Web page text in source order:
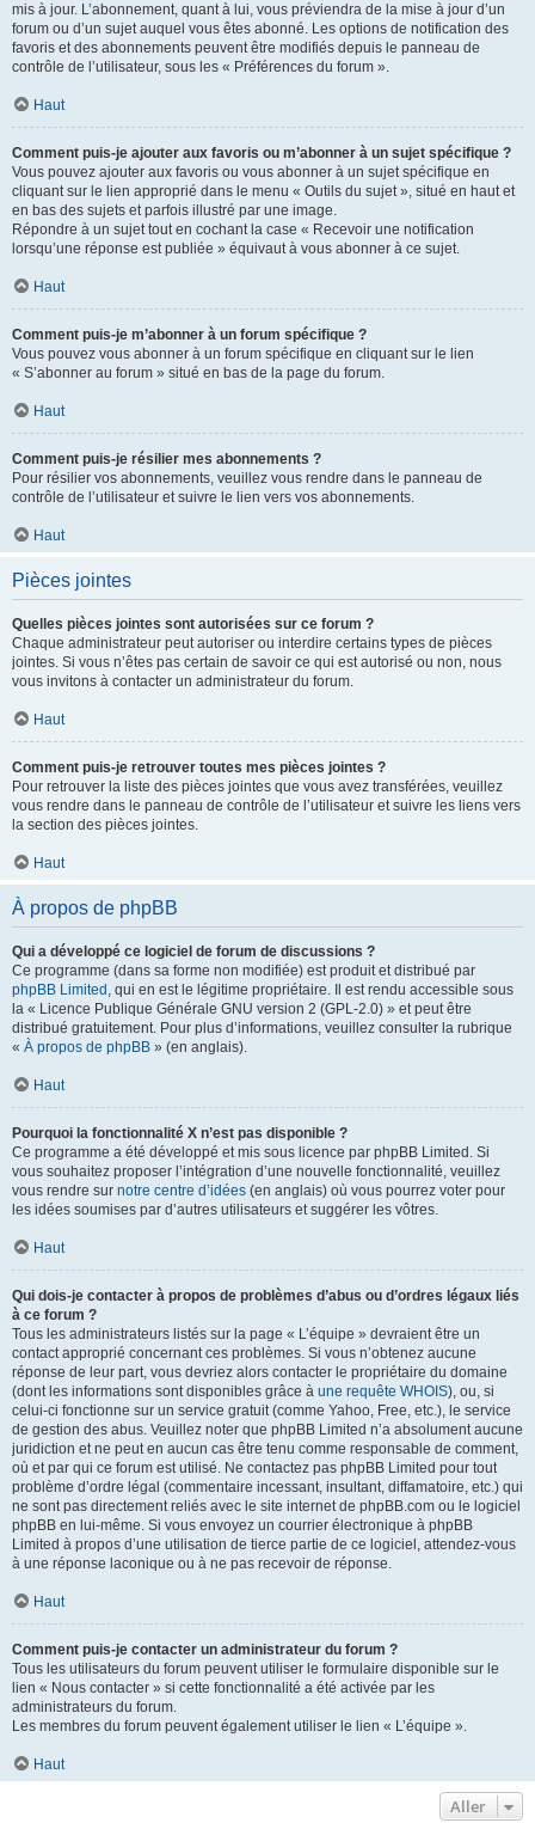
mis à jour. L’abonnement, quant à lui, vous préviendra de la mise à jour d’un
forum ou d’un sujet auquel vous êtes abonné. Les options de notification des
favoris et des abonnements peuvent être modifiés depuis le panneau de
contrôle de l’utilisateur, sous les « Préférences du forum ».
Haut
Comment puis-je ajouter aux favoris ou m’abonner à un sujet spécifique ?
Vous pouvez ajouter aux favoris ou vous abonner à un sujet spécifique en
cliquant sur le lien approprié dans le menu « Outils du sujet », situé en haut et
en bas des sujets et parfois illustré par une image.
Répondre à un sujet tout en cochant la case « Recevoir une notification
lorsqu’une réponse est publiée » équivaut à vous abonner à ce sujet.
Haut
Comment puis-je m’abonner à un forum spécifique ?
Vous pouvez vous abonner à un forum spécifique en cliquant sur le lien
« S’abonner au forum » situé en bas de la page du forum.
Haut
Comment puis-je résilier mes abonnements ?
Pour résilier vos abonnements, veuillez vous rendre dans le panneau de
contrôle de l’utilisateur et suivre le lien vers vos abonnements.
Haut
Pièces jointes
Quelles pièces jointes sont autorisées sur ce forum ?
Chaque administrateur peut autoriser ou interdire certains types de pièces
jointes. Si vous n’êtes pas certain de savoir ce qui est autorisé ou non, nous
vous invitons à contacter un administrateur du forum.
Haut
Comment puis-je retrouver toutes mes pièces jointes ?
Pour retrouver la liste des pièces jointes que vous avez transférées, veuillez
vous rendre dans le panneau de contrôle de l’utilisateur et suivre les liens vers
la section des pièces jointes.
Haut
À propos de phpBB
Qui a développé ce logiciel de forum de discussions ?
Ce programme (dans sa forme non modifiée) est produit et distribué par
phpBB Limited , qui en est le légitime propriétaire. Il est rendu accessible sous
la « Licence Publique Générale GNU version 2 (GPL-2.0) » et peut être
distribué gratuitement. Pour plus d’informations, veuillez consulter la rubrique
« À propos de phpBB » (en anglais).
Haut
Pourquoi la fonctionnalité X n’est pas disponible ?
Ce programme a été développé et mis sous licence par phpBB Limited. Si
vous souhaitez proposer l’intégration d’une nouvelle fonctionnalité, veuillez
vous rendre sur notre centre d’idées (en anglais) où vous pourrez voter pour
les idées soumises par d’autres utilisateurs et suggérer les vôtres.
Haut
Qui dois-je contacter à propos de problèmes d’abus ou d’ordres légaux liés
à ce forum ?
Tous les administrateurs listés sur la page « L’équipe » devraient être un
contact approprié concernant ces problèmes. Si vous n’obtenez aucune
réponse de leur part, vous devriez alors contacter le propriétaire du domaine
(dont les informations sont disponibles grâce à une requête WHOIS), ou, si
celui-ci fonctionne sur un service gratuit (comme Yahoo, Free, etc.), le service
de gestion des abus. Veuillez noter que phpBB Limited n’a absolument aucune
juridiction et ne peut en aucun cas être tenu comme responsable de comment,
où et par qui ce forum est utilisé. Ne contactez pas phpBB Limited pour tout
problème d’ordre légal (commentaire incessant, insultant, diffamatoire, etc.) qui
ne sont pas directement reliés avec le site internet de phpBB.com ou le logiciel
phpBB en lui-même. Si vous envoyez un courrier électronique à phpBB
Limited à propos d’une utilisation de tierce partie de ce logiciel, attendez-vous
à une réponse laconique ou à ne pas recevoir de réponse.
Haut
Comment puis-je contacter un administrateur du forum ?
Tous les utilisateurs du forum peuvent utiliser le formulaire disponible sur le
lien « Nous contacter » si cette fonctionnalité a été activée par les
administrateurs du forum.
Les membres du forum peuvent également utiliser le lien « L’équipe ».
Haut
Aller